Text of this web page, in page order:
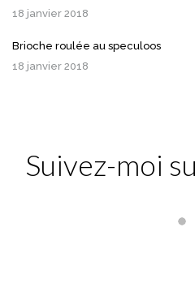
18 janvier 2018
Brioche roulée au speculoos
18 janvier 2018
Suivez-moi